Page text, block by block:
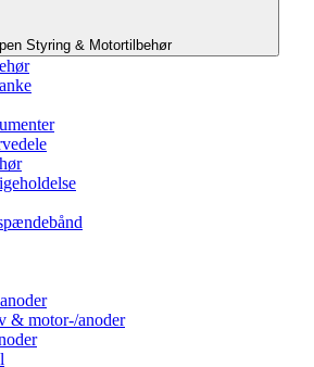
Styring & Motortilbehør
& motor-/anoder